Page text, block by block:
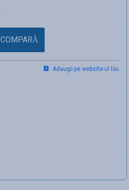
COMPARĂ
Adaugă pe website-ul tău